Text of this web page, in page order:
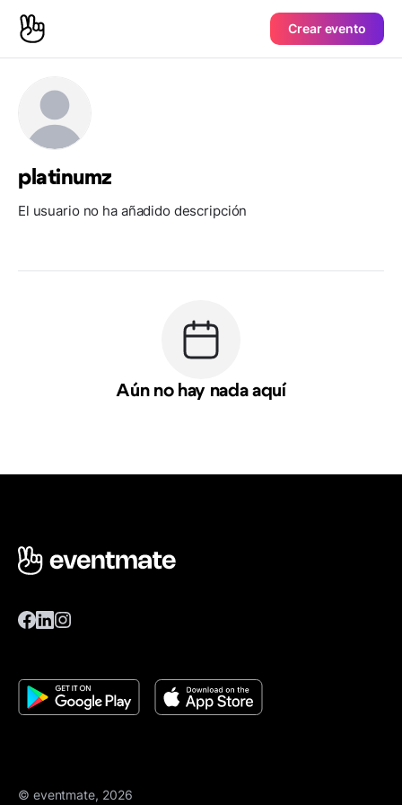
Crear evento
platinumz
El usuario no ha añadido descripción
Aún no hay nada aquí
© eventmate, 2026